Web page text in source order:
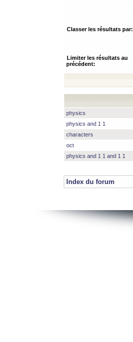
Classer les résultats par:
Limiter les résultats au
précédent:
physics
physics and 1 1
characters
oct
physics and 1 1 and 1 1
Index du forum